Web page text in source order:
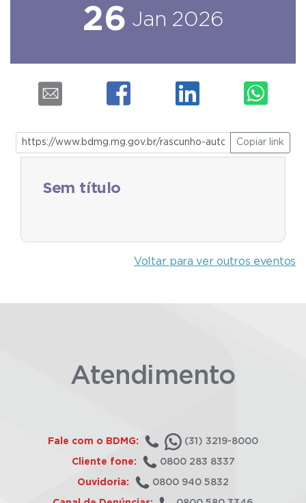
26 Jan 2026
Copiar link
Sem título
Voltar para ver outros eventos
Atendimento
Fale com o BDMG: (31) 3219-8000
Cliente fone: 0800 283 8337
Ouvidoria: 0800 940 5832